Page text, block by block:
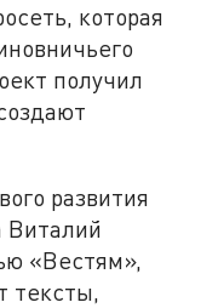
которая
получил
развития
Виталий
«Вестям»,
тексты,